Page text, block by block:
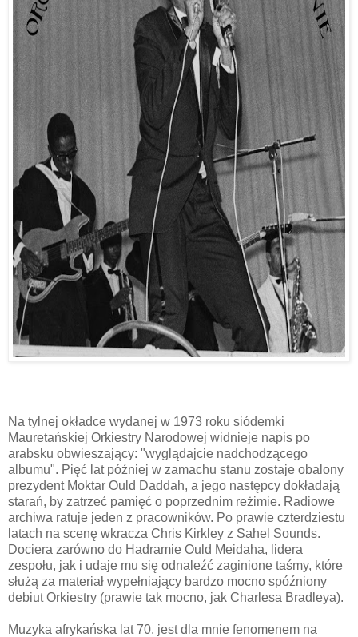
Na tylnej okładce wydanej w 1973 roku siódemki
Mauretańskiej Orkiestry Narodowej widnieje napis po
arabsku obwieszający: "wyglądajcie nadchodzącego
albumu". Pięć lat później w zamachu stanu zostaje obalony
prezydent Moktar Ould Daddah, a jego następcy dokładają
starań, by zatrzeć pamięć o poprzednim reżimie. Radiowe
archiwa ratuje jeden z pracowników. Po prawie czterdziestu
latach na scenę wkracza Chris Kirkley z Sahel Sounds.
Dociera zarówno do Hadramie Ould Meidaha, lidera
zespołu, jak i udaje mu się odnaleźć zaginione taśmy, które
służą za materiał wypełniający bardzo mocno spóźniony
debiut Orkiestry (prawie tak mocno, jak Charlesa Bradleya).
Muzyka afrykańska lat 70. jest dla mnie fenomenem na